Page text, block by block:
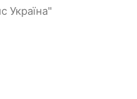
Україна"